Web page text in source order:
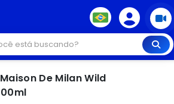
De Milan Wild